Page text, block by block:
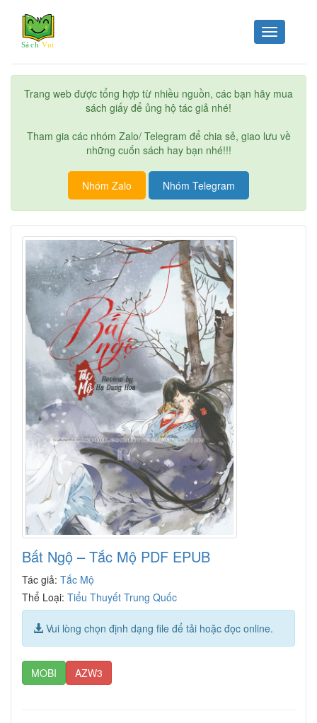
Toggle
navigation
Trang web được tổng hợp từ nhiều nguồn, các bạn hãy mua
sách giấy để ủng hộ tác giả nhé!
Tham gia các nhóm Zalo/ Telegram để chia sẻ, giao lưu về
những cuốn sách hay bạn nhé!!!
Nhóm Zalo Nhóm Telegram
Bất Ngộ – Tắc Mộ PDF EPUB
Tác giả: Tắc Mộ
Thể Loại: Tiểu Thuyết Trung Quốc
Vui lòng chọn định dạng file để tải hoặc đọc online.
MOBI AZW3